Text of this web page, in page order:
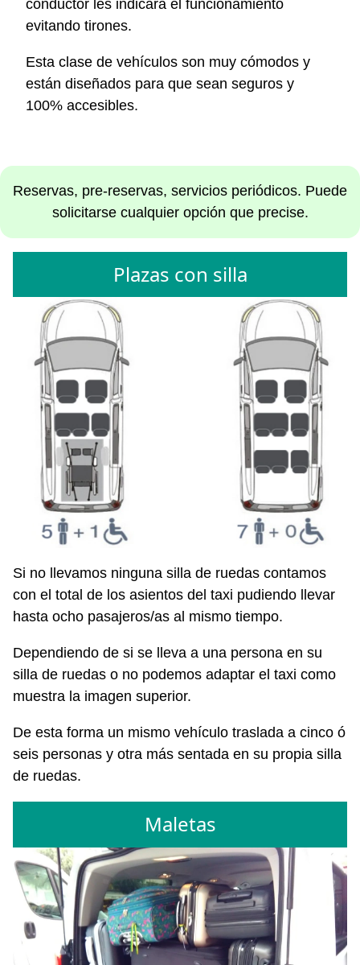
conductor les indicará el funcionamiento
evitando tirones.
Esta clase de vehículos son muy cómodos y
están diseñados para que sean seguros y
100% accesibles.
Reservas, pre-reservas, servicios periódicos. Puede
solicitarse cualquier opción que precise.
Plazas con silla
Si no llevamos ninguna silla de ruedas contamos
con el total de los asientos del taxi pudiendo llevar
hasta ocho pasajeros/as al mismo tiempo.
Dependiendo de si se lleva a una persona en su
silla de ruedas o no podemos adaptar el taxi como
muestra la imagen superior.
De esta forma un mismo vehículo traslada a cinco ó
seis personas y otra más sentada en su propia silla
de ruedas.
Maletas